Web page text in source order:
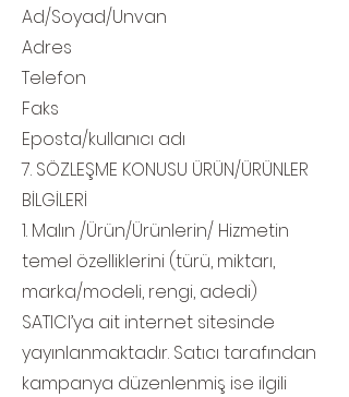
Ad/Soyad/Unvan
Adres
Telefon
Faks
Eposta/kullanıcı adı
7. SÖZLEŞME KONUSU ÜRÜN/ÜRÜNLER
BİLGİLERİ
1. Malın /Ürün/Ürünlerin/ Hizmetin
temel özelliklerini (türü, miktarı,
marka/modeli, rengi, adedi)
SATICI’ya ait internet sitesinde
yayınlanmaktadır. Satıcı tarafından
kampanya düzenlenmiş ise ilgili